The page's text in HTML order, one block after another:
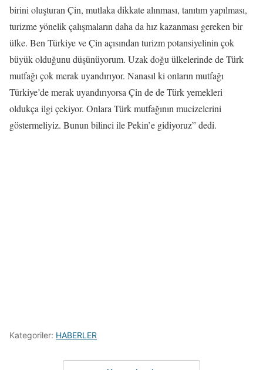
birini oluşturan Çin, mutlaka dikkate alınması, tanıtım yapılması,
turizme yönelik çalışmaların daha da hız kazanması gereken bir
ülke. Ben Türkiye ve Çin açısından turizm potansiyelinin çok
büyük olduğunu düşünüyorum. Uzak doğu ülkelerinde de Türk
mutfağı çok merak uyandırıyor. Nanasıl ki onların mutfağı
Türkiye’de merak uyandırıyorsa Çin de de Türk yemekleri
oldukça ilgi çekiyor. Onlara Türk mutfağının mucizelerini
göstermeliyiz. Bunun bilinci ile Pekin’e gidiyoruz” dedi.
Kategoriler: HABERLER